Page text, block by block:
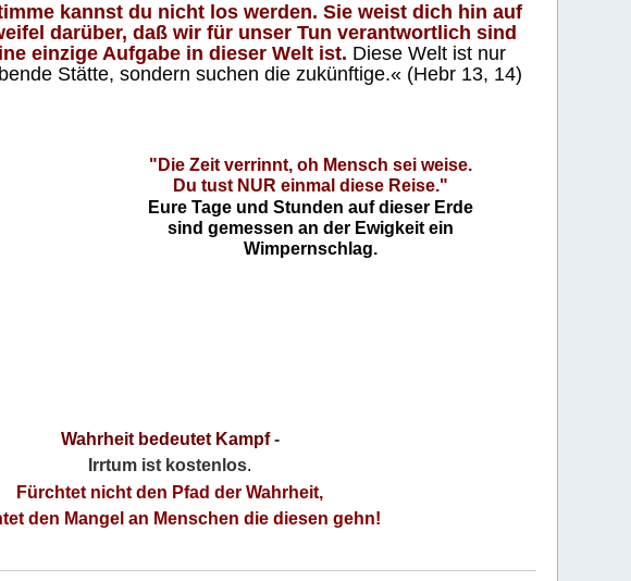
kannst du nicht los werden. Sie weist dich hin auf
darüber, daß wir für unser Tun verantwortlich sind
einzige Aufgabe in dieser Welt ist. Diese Welt ist nur
Stätte, sondern suchen die zukünftige.« (Hebr 13, 14)
"Die Zeit verrinnt, oh Mensch sei weise.
Du tust NUR einmal diese Reise."
Eure Tage und Stunden auf dieser Erde
sind gemessen an der Ewigkeit ein
Wimpernschlag.
Wahrheit bedeutet Kampf-
Irrtum ist kostenlos.
Fürchtet nicht den Pfad der Wahrheit,
den Mangel an Menschen die diesen gehn!